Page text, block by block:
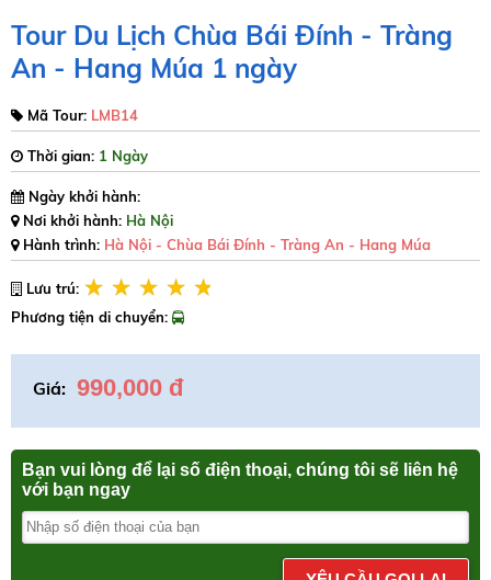
Tour Du Lịch Chùa Bái Đính - Tràng
An - Hang Múa 1 ngày
Mã Tour: LMB14
Thời gian: 1 Ngày
Ngày khởi hành:
Nơi khởi hành: Hà Nội
Hành trình: Hà Nội - Chùa Bái Đính - Tràng An - Hang Múa
Lưu trú:
Phương tiện di chuyển:
Giá: 990,000 đ
Bạn vui lòng để lại số điện thoại, chúng tôi sẽ liên hệ
với bạn ngay